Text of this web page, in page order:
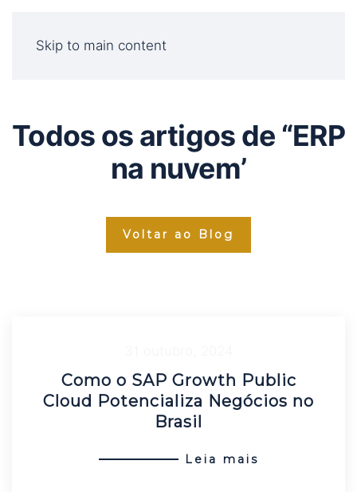
Skip to main content
Todos os artigos de “ERP
na nuvem’
Voltar ao Blog
Como o SAP Growth Public
Cloud Potencializa Negócios no
Brasil
Leia mais